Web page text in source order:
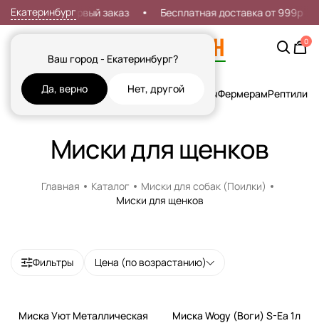
Екатеринбург
Ваш город - Екатеринбург?
Да, верно Нет, другой
7% на первый заказ Бесплатная доставка от 999р
0
Кошки СобакиРыбы Грызуны и Хорьки ПтицыФермерамРептилии
Миски для щенков
Главная Каталог
Миски для собак (Поилки)
Миски для щенков
Фильтры Цена (по возрастанию)
Миска Уют Металлическая
Миска Wogy (Воги) S-Ea 1л